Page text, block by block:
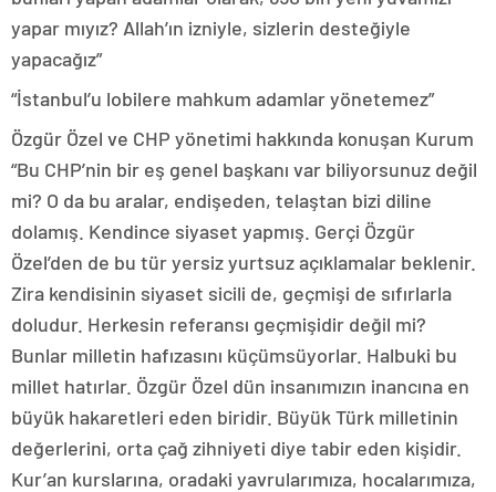
yapar mıyız? Allah’ın izniyle, sizlerin desteğiyle
yapacağız”
“İstanbul’u lobilere mahkum adamlar yönetemez”
Özgür Özel ve CHP yönetimi hakkında konuşan Kurum
“Bu CHP’nin bir eş genel başkanı var biliyorsunuz değil
mi? O da bu aralar, endişeden, telaştan bizi diline
dolamış. Kendince siyaset yapmış. Gerçi Özgür
Özel’den de bu tür yersiz yurtsuz açıklamalar beklenir.
Zira kendisinin siyaset sicili de, geçmişi de sıfırlarla
doludur. Herkesin referansı geçmişidir değil mi?
Bunlar milletin hafızasını küçümsüyorlar. Halbuki bu
millet hatırlar. Özgür Özel dün insanımızın inancına en
büyük hakaretleri eden biridir. Büyük Türk milletinin
değerlerini, orta çağ zihniyeti diye tabir eden kişidir.
Kur’an kurslarına, oradaki yavrularımıza, hocalarımıza,